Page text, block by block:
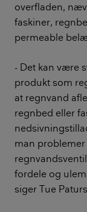
overfladen,
faskiner,
permeable
- Det kan være
produkt som
at regnvand
regnbed eller
man
fordele og
siger Tue